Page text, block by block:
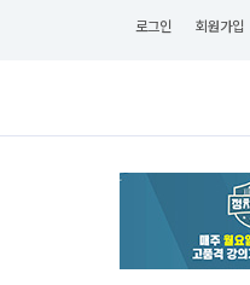
로그인 회원가입